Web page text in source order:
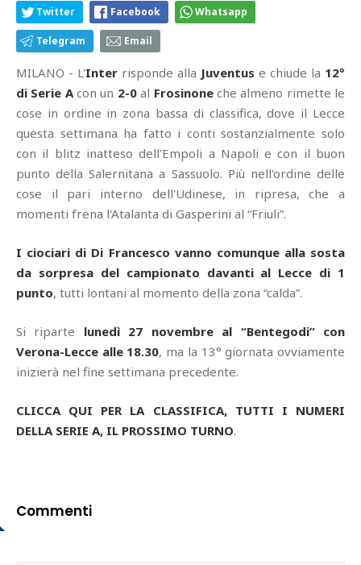
Twitter Facebook Whatsapp
Telegram Email
MILANO - L'Inter risponde alla Juventus e chiude la 12°
di Serie Acon un 2-0al Frosinoneche almeno rimette le
cose in ordine in zona bassa di classifica, dove il Lecce
questa settimana ha fatto i conti sostanzialmente solo
con il blitz inatteso dell'Empoli a Napoli e con il buon
punto della Salernitana a Sassuolo. Più nell'ordine delle
cose il pari interno dell'Udinese, in ripresa, che a
momenti frena l'Atalanta di Gasperini al “Friuli”.
I ciociari di Di Francesco vanno comunque alla sosta
da sorpresa del campionato davanti al Lecce di 1
punto, tutti lontani al momento della zona “calda”.
Si riparte lunedì 27 novembre al “Bentegodi” con
Verona-Lecce alle 18.30, ma la 13° giornata ovviamente
inizierà nel fine settimana precedente.
CLICCA QUI PER LA CLASSIFICA, TUTTI I NUMERI
DELLA SERIE A, IL PROSSIMO TURNO.
Commenti